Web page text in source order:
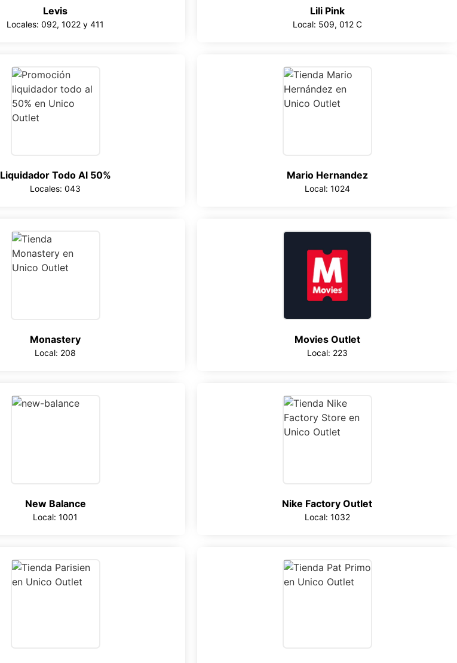
Levis
Locales: 092, 1022 y 411
Lili Pink
Local: 509, 012 C
Liquidador Todo Al 50%
Locales: 043
Mario Hernandez
Local: 1024
Monastery
Local: 208
Movies Outlet
Local: 223
New Balance
Local: 1001
Nike Factory Outlet
Local: 1032